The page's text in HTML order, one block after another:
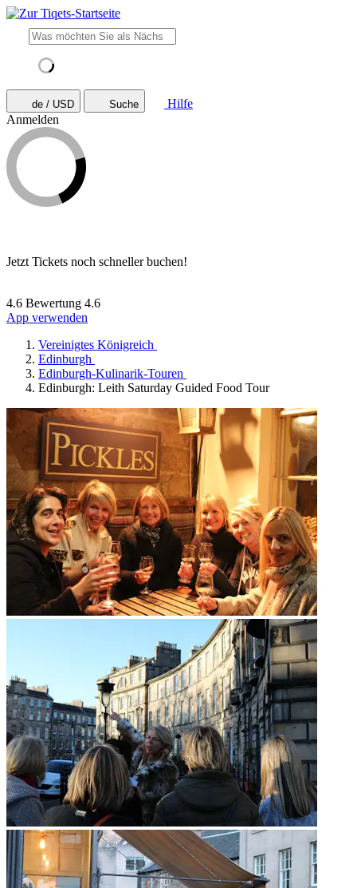
de / USD Suche
Hilfe
Anmelden
Jetzt Tickets noch schneller buchen!
4.6 Bewertung 4.6
App verwenden
Vereinigtes Königreich
Edinburgh
Edinburgh-Kulinarik-Touren
Edinburgh: Leith Saturday Guided Food Tour